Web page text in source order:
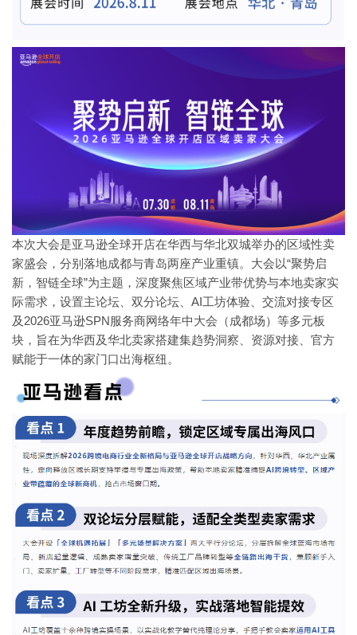
本次大会是亚马逊全球开店在华西与华北双城举办的区域性卖
家盛会，分别落地成都与青岛两座产业重镇。大会以“聚势启
新，智链全球”为主题，深度聚焦区域产业带优势与本地卖家实
际需求，设置主论坛、双分论坛、AI工坊体验、交流对接专区
及2026亚马逊SPN服务商网络年中大会（成都场）等多元板
块，旨在为华西及华北卖家搭建集趋势洞察、资源对接、官方
赋能于一体的家门口出海枢纽。